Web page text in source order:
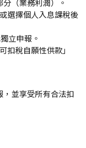
（業務利潤）。
選擇個人入息課稅後
立申報。
扣稅自願性供款」
並享受所有合法扣